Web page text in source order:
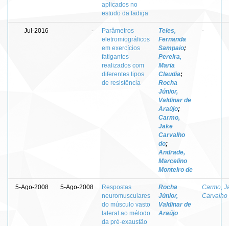
aplicados no
estudo da fadiga
Jul-2016 -
Parâmetros
eletromiográficos
em exercícios
fatigantes
realizados com
diferentes tipos
de resistência
Teles,
Fernanda
Sampaio;
Pereira,
Maria
Claudia;
Rocha
Júnior,
Valdinar de
Araújo;
Carmo,
Jake
Carvalho
do;
Andrade,
Marcelino
Monteiro de
-
5-Ago-2008 5-Ago-2008
Respostas
neuromusculares
do músculo vasto
lateral ao método
da pré-exaustão
Rocha
Júnior,
Valdinar de
Araújo
Carmo,
Carvalho